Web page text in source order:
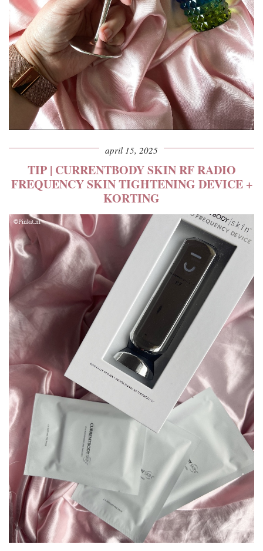
april 15, 2025
TIP | CURRENTBODY SKIN RF RADIO
FREQUENCY SKIN TIGHTENING DEVICE +
KORTING